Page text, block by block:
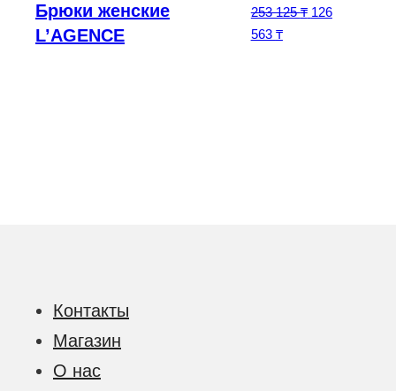
цена составляла 334 750 ₸.
Текущая цена: 234 325 ₸.
Брюки женские
L’AGENCE
253 125₸ 126
563 ₸Текущая цена:
Контакты
Магазин
О нас